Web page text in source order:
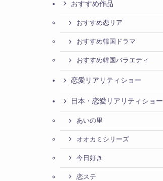
おすすめ作品
おすすめ恋リア
おすすめ韓国ドラマ
おすすめ韓国バラエティ
恋愛リアリティショー
日本・恋愛リアリティショー
あいの里
オオカミシリーズ
今日好き
恋ステ